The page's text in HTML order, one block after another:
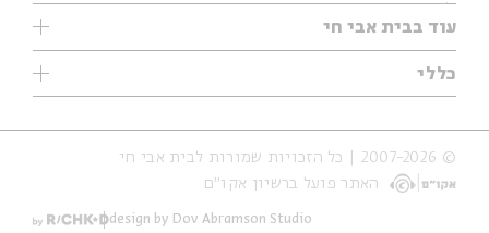
נוער
סדרות
אירועי עבר
אירועים בירושלים
ילדים
מוזיקה
עיון
מיוחדים
עוד בבית אבי חי
תערוכות
מיוחדים
כללי
אודות
הצהרת נגישות
תנאי שימוש והצהרת פרטיות
© 2007-2026 | כל הזכויות שמורות לבית אבי חי
האתר פועל ברשיון אקו״ם
design by Dov Abramson Studio